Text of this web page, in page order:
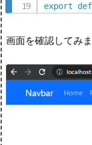
export
画面を確認してみま